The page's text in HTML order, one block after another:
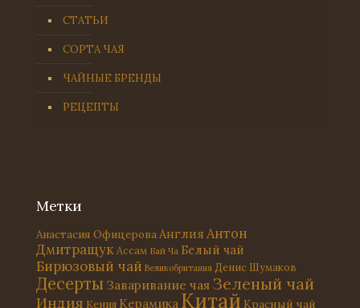
СТАТЬИ
СОРТА ЧАЯ
ЧАЙНЫЕ БРЕНДЫ
РЕЦЕПТЫ
Метки
Анастасия ОфицероваАнглия Антон
ДмитращукАссам Бай Ча Белый чай
Бирюзовый чай Великобритания Денис Шумаков
Десерты Заваривание чая Зеленый чай
Индия Кения Керамика Китай Красный чай